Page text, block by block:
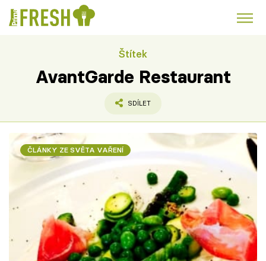
Polévky k večeři
Česká kuchyně Čokoláda
Témata
Recepty
Články
TV Program
Štítek
AvantGarde Restaurant
SDÍLET
ČLÁNKY ZE SVĚTA VAŘENÍ